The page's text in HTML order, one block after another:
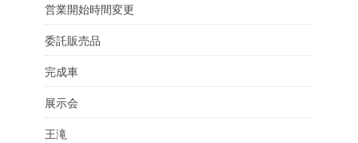
営業開始時間変更
委託販売品
完成車
展示会
王滝